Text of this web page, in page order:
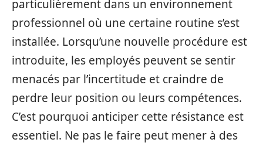
particulièrement dans un environnement
professionnel où une certaine routine s’est
installée. Lorsqu’une nouvelle procédure est
introduite, les employés peuvent se sentir
menacés par l’incertitude et craindre de
perdre leur position ou leurs compétences.
C’est pourquoi anticiper cette résistance est
essentiel. Ne pas le faire peut mener à des